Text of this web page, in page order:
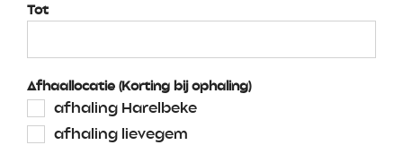
Tot
Afhaallocatie (Korting bij ophaling)
afhaling Harelbeke
afhaling lievegem